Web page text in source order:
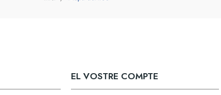
EL VOSTRE COMPTE